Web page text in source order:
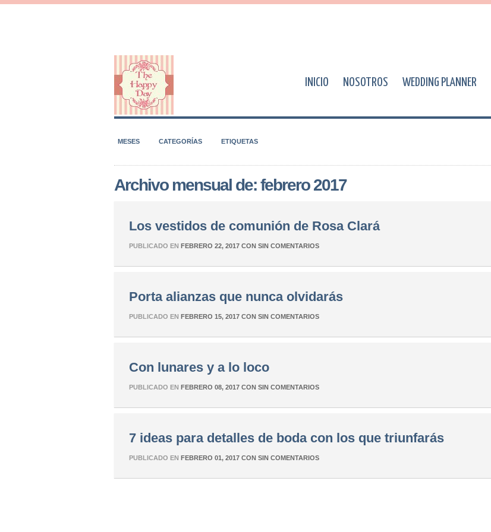
INICIO NOSOTROS WEDDING PLANNER
MESES CATEGORÍAS ETIQUETAS
Archivo mensual de: febrero 2017
Los vestidos de comunión de Rosa Clará
PUBLICADO EN FEBRERO 22, 2017 CON SIN COMENTARIOS
Porta alianzas que nunca olvidarás
PUBLICADO EN FEBRERO 15, 2017 CON SIN COMENTARIOS
Con lunares y a lo loco
PUBLICADO EN FEBRERO 08, 2017 CON SIN COMENTARIOS
7 ideas para detalles de boda con los que triunfarás
PUBLICADO EN FEBRERO 01, 2017 CON SIN COMENTARIOS